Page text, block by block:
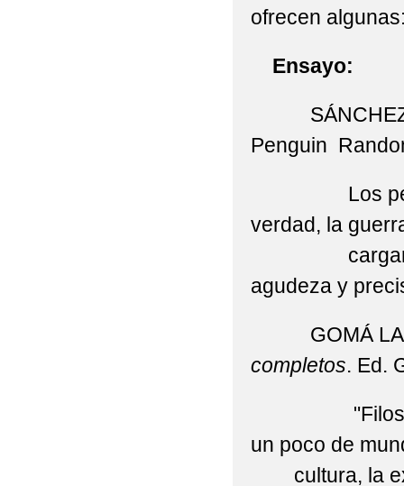
ofrecen
Ensayo:
SÁNCHEZ
Penguin
Los pecios
verdad, la
cargarse de
agudeza y
GOMÁ
completos. Ed.
"Filosofía
un poco de
cultura, la